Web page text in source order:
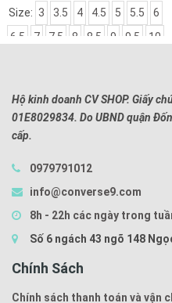
Size: 3 3.5 4 4.5 5 5.5
6
6.5
7 7.5 8 8.5 9 9.5 10
Hộ kinh doanh CV SHOP. Giấy
01E8029834. Do UBND quận
cấp.
0979791012
info@converse9.com
8h - 22h các ngày trong
Số 6 ngách 43 ngõ 148
Chính Sách
Chính sách thanh toán và vận